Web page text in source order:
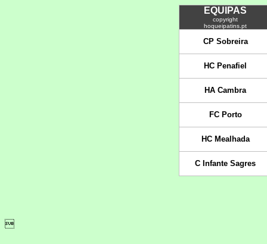
EQUIPAS
copyright
hoqueipatins.pt
CP Sobreira
HC Penafiel
HA Cambra
FC Porto
HC Mealhada
C Infante Sagres
